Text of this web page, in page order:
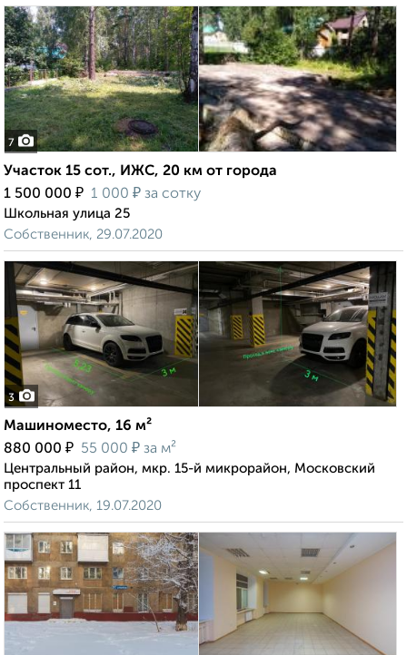
7
Участок 15 сот., ИЖС, 20 км от города
1 500 000 ₽ 1 000 ₽ за сотку
Школьная улица 25
Собственник, 29.07.2020
3
Машиноместо, 16 м²
880 000 ₽ 55 000 ₽ за м²
Центральный район, мкр. 15-й микрорайон, Московский
проспект 11
Собственник, 19.07.2020